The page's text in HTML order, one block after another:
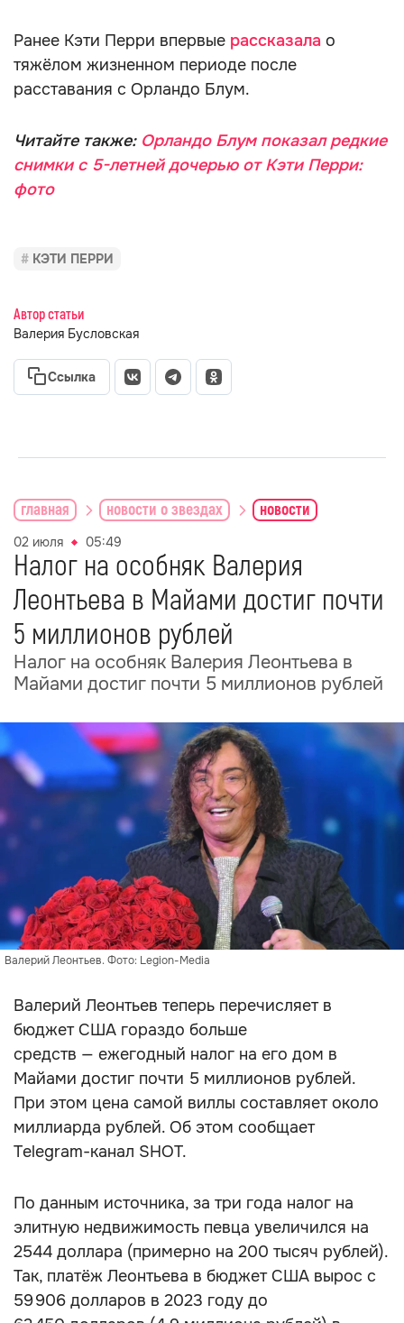
Ранее Кэти Перри впервые рассказала о
тяжёлом жизненном периоде после
расставания с Орландо Блум.
Читайте также: Орландо Блум показал редкие
снимки с 5-летней дочерью от Кэти Перри:
фото
КЭТИ ПЕРРИ
Автор статьи
Валерия Бусловская
Ссылка
главная новости о звездах новости
02 июля 05:49
Налог на особняк Валерия
Леонтьева в Майами достиг почти
5 миллионов рублей
Налог на особняк Валерия Леонтьева в
Майами достиг почти 5 миллионов рублей
Валерий Леонтьев. Фото: Legion-Media
Валерий Леонтьев теперь перечисляет в
бюджет США гораздо больше
средств — ежегодный налог на его дом в
Майами достиг почти 5 миллионов рублей.
При этом цена самой виллы составляет около
миллиарда рублей. Об этом сообщает
Telegram-канал SHOT.
По данным источника, за три года налог на
элитную недвижимость певца увеличился на
2544 доллара (примерно на 200 тысяч рублей).
Так, платёж Леонтьева в бюджет США вырос с
59 906 долларов в 2023 году до